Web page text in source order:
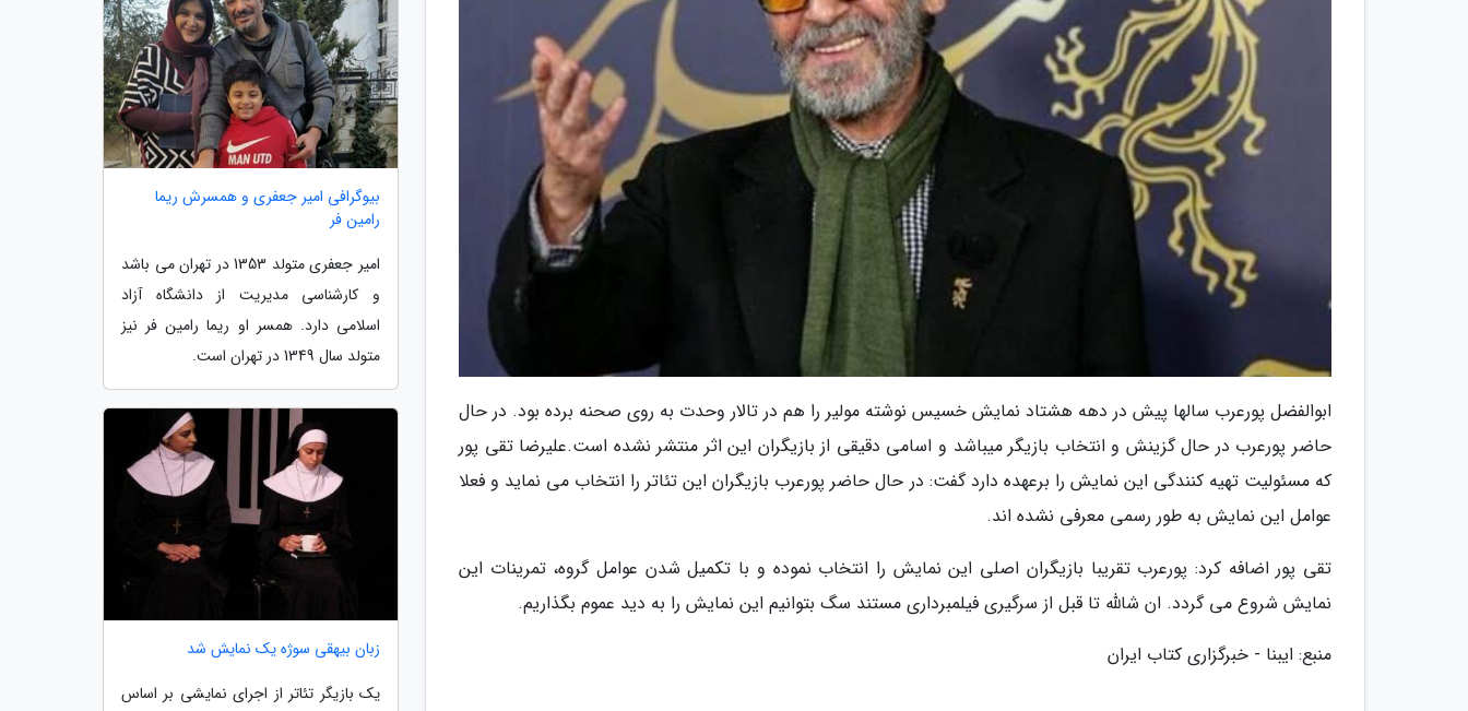
ابوالفضل پورعرب سالها پیش در دهه هشتاد نمایش خسیس نوشته مولیر را هم در تالار وحدت به روی صحنه برده بود. در حال
حاضر پورعرب در حال گزینش و انتخاب بازیگر میباشد و اسامی دقیقی از بازیگران این اثر منتشر نشده است.علیرضا تقی پور
که مسئولیت تهیه کنندگی این نمایش را برعهده دارد گفت: در حال حاضر پورعرب بازیگران این تئاتر را انتخاب می نماید و فعلا
عوامل این نمایش به طور رسمی معرفی نشده اند.
تقی پور اضافه کرد: پورعرب تقریبا بازیگران اصلی این نمایش را انتخاب نموده و با تکمیل شدن عوامل گروه، تمرینات این
نمایش شروع می گردد. ان شالله تا قبل از سرگیری فیلمبرداری مستند سگ بتوانیم این نمایش را به دید عموم بگذاریم.
منبع: ایبنا - خبرگزاری کتاب ایران
بیوگرافی امیر جعفری و همسرش ریما
رامین فر
امیر جعفری متولد 1353 در تهران می باشد
و کارشناسی مدیریت از دانشگاه آزاد
اسلامی دارد. همسر او ریما رامین فر نیز
متولد سال 1349 در تهران است.
زبان بیهقی سوژه یک نمایش شد
یک بازیگر تئاتر از اجرای نمایشی بر اساس